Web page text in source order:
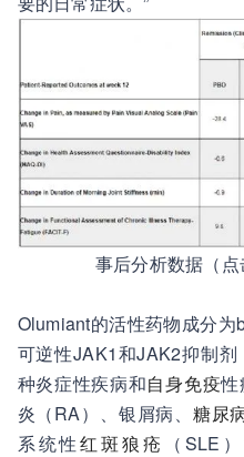
事后分析数据（点
Olumiant的活性药物成分为
可逆性JAK1和JAK2抑制
种炎症性疾病和自身免疫性
炎（RA）、银屑病、 糖尿
系统性红斑狼疮
（SLE